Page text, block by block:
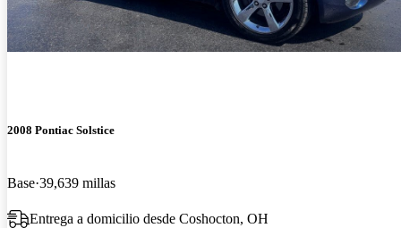
2008 Pontiac Solstice
Base 39,639 millas
Entrega a domicilio desde Coshocton, OH